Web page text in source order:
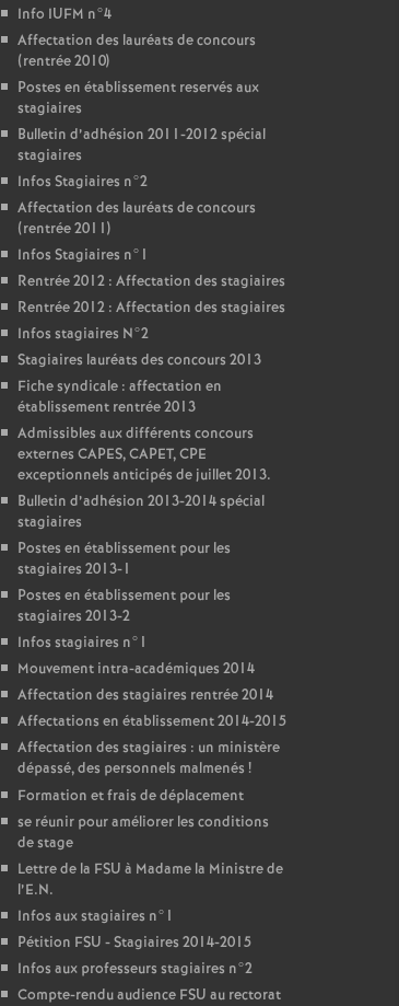
Info IUFM n°4
Affectation des lauréats de concours
(rentrée 2010)
Postes en établissement reservés aux
stagiaires
Bulletin d’adhésion 2011-2012 spécial
stagiaires
Infos Stagiaires n°2
Affectation des lauréats de concours
(rentrée 2011)
Infos Stagiaires n°1
Rentrée 2012 : Affectation des stagiaires
Rentrée 2012 : Affectation des stagiaires
Infos stagiaires N°2
Stagiaires lauréats des concours 2013
Fiche syndicale : affectation en
établissement rentrée 2013
Admissibles aux différents concours
externes CAPES, CAPET, CPE
exceptionnels anticipés de juillet 2013.
Bulletin d’adhésion 2013-2014 spécial
stagiaires
Postes en établissement pour les
stagiaires 2013-1
Postes en établissement pour les
stagiaires 2013-2
Infos stagiaires n°1
Mouvement intra-académiques 2014
Affectation des stagiaires rentrée 2014
Affectations en établissement 2014-2015
Affectation des stagiaires : un ministère
dépassé, des personnels malmenés !
Formation et frais de déplacement
se réunir pour améliorer les conditions
de stage
Lettre de la FSU à Madame la Ministre de
l’E.N.
Infos aux stagiaires n°1
Pétition FSU - Stagiaires 2014-2015
Infos aux professeurs stagiaires n°2
Compte-rendu audience FSU au rectorat